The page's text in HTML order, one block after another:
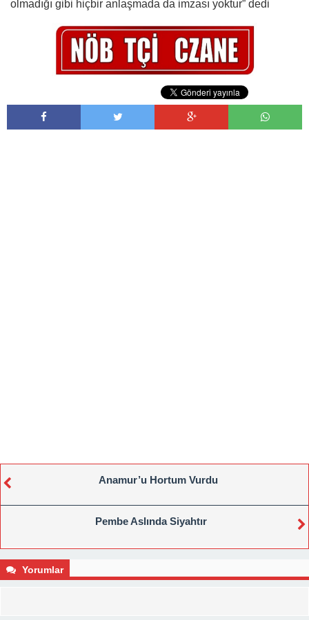
olmadığı gibi hiçbir anlaşmada da imzası yoktur” dedi
Anamur’u Hortum Vurdu
Pembe Aslında Siyahtır
Yorumlar